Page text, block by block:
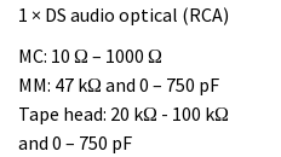
1 × DS audio optical (RCA)
MC: 10 Ω – 1000 Ω
MM: 47 kΩ and 0 – 750 pF
Tape head: 20 kΩ - 100 kΩ
and 0 – 750 pF